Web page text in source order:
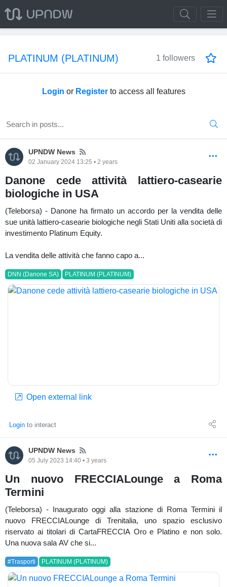
PLATINUM (PLATINUM) 1 followers
Login or Register to access all features
UPNDW News News
02 January 2024 13:25 • 2 years
Danone cede attività lattiero-casearie
biologiche in USA
(Teleborsa) - Danone ha firmato un accordo per la vendita delle
sue unità lattiero-casearie biologiche negli Stati Uniti alla società di
investimento Platinum Equity.
La vendita delle attività che fanno capo a...
DNN (Danone SA) PLATINUM (PLATINUM)
Open external link
Login to interact
UPNDW News News
05 July 2023 14:40 • 3 years
Un nuovo FRECCIALounge a Roma
Termini
(Teleborsa) - Inaugurato oggi alla stazione di Roma Termini il
nuovo FRECCIALounge di Trenitalia, uno spazio esclusivo
riservato ai titolari di CartaFRECCIA Oro e Platino e non solo.
Una nuova sala AV che si...
#Trasporti PLATINUM (PLATINUM)